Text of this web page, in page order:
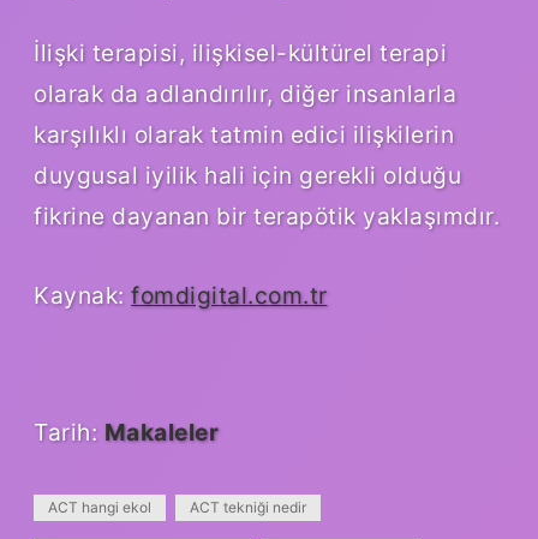
İlişki terapisi, ilişkisel-kültürel terapi
olarak da adlandırılır, diğer insanlarla
karşılıklı olarak tatmin edici ilişkilerin
duygusal iyilik hali için gerekli olduğu
fikrine dayanan bir terapötik yaklaşımdır.
Kaynak: fomdigital.com.tr
Tarih: Makaleler
ACT hangi ekol ACT tekniği nedir